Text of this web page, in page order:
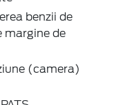
benzii de
margine de
(camera)